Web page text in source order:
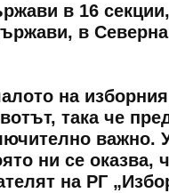
в 16
в
на
така че
важно.
ни се оказва,
на РГ